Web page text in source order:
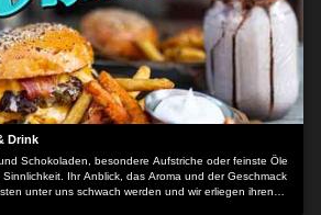
Drink
Schokoladen, besondere Aufstriche oder feinste Öle
Ihr Anblick, das Aroma und der Geschmack
unter uns schwach werden und wir erliegen ihren